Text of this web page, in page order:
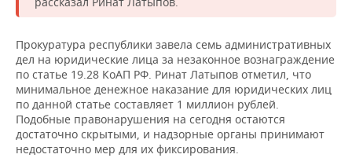
Прокуратура республики завела семь административных
дел на юридические лица за незаконное вознаграждение
по статье 19.28 КоАП РФ. Ринат Латыпов отметил, что
минимальное денежное наказание для юридических лиц
по данной статье составляет 1 миллион рублей.
Подобные правонарушения на сегодня остаются
достаточно скрытыми, и надзорные органы принимают
недостаточно мер для их фиксирования.